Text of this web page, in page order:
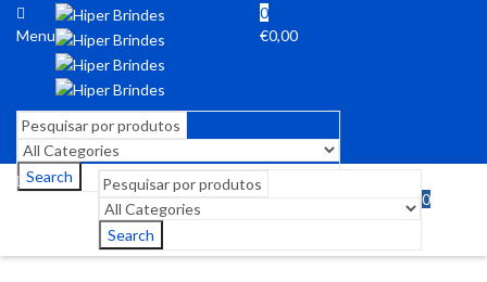
Menu
0
€0,00
Search
Search
0